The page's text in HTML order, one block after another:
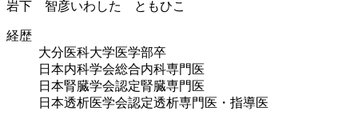
岩下 智彦いわした ともひこ
経歴
大分医科大学医学部卒
日本内科学会総合内科専門医
日本腎臓学会認定腎臓専門医
日本透析医学会認定透析専門医・指導医